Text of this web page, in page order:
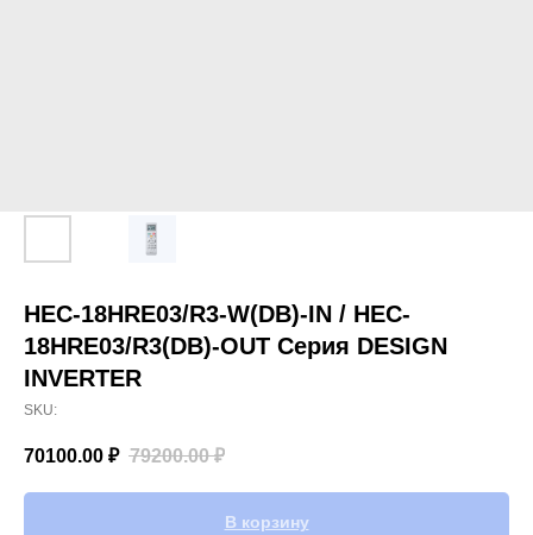
HEC-18HRE03/R3-W(DB)-IN / HEC-
18HRE03/R3(DB)-OUT Серия DESIGN
INVERTER
SKU:
70100.00 ₽ 79200.00 ₽
В корзину